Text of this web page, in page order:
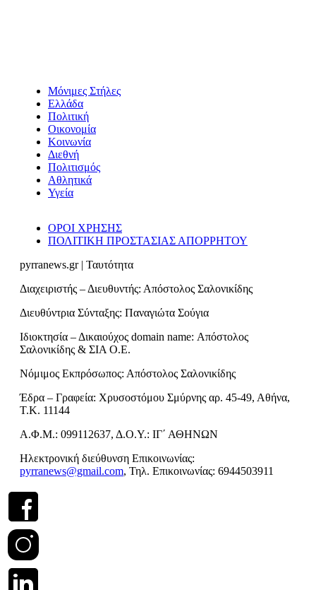
Μόνιμες Στήλες
Ελλάδα
Πολιτική
Οικονομία
Κοινωνία
Διεθνή
Πολιτισμός
Αθλητικά
Υγεία
ΟΡΟΙ ΧΡΗΣΗΣ
ΠΟΛΙΤΙΚΗ ΠΡΟΣΤΑΣΙΑΣ ΑΠΟΡΡΗΤΟΥ
pyrranews.gr | Ταυτότητα
Διαχειριστής – Διευθυντής: Απόστολος Σαλονικίδης
Διευθύντρια Σύνταξης: Παναγιώτα Σούγια
Ιδιοκτησία – Δικαιούχος domain name: Απόστολος
Σαλονικίδης & ΣΙΑ Ο.Ε.
Νόμιμος Εκπρόσωπος: Απόστολος Σαλονικίδης
Έδρα – Γραφεία: Χρυσοστόμου Σμύρνης αρ. 45-49, Αθήνα,
Τ.Κ. 11144
Α.Φ.Μ.: 099112637, Δ.Ο.Υ.: ΙΓ΄ ΑΘΗΝΩΝ
Ηλεκτρονική διεύθυνση Επικοινωνίας:
pyrranews@gmail.com, Τηλ. Επικοινωνίας: 6944503911